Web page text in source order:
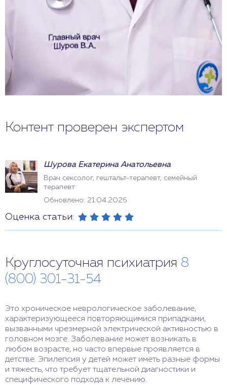
Контент проверен экспертом
Шурова Екатерина Анатольевна
Врач сексолог, гештальт-терапевт, семейный
терапевт
Обновлено: 21.04.2026
Оценка статьи:
Круглосуточная психиатрия 8
(800) 301-31-54
Это хроническое неврологическое заболевание,
характеризующееся повторяющимися припадками,
вызванными чрезмерной электрической активностью в
головном мозге. Заболевание может возникать в
любом возрасте, но часто впервые проявляется в
детстве. Эпилепсия у детей может иметь разные формы
и тяжесть, что требует тщательной диагностики и
специфического подхода к лечению.